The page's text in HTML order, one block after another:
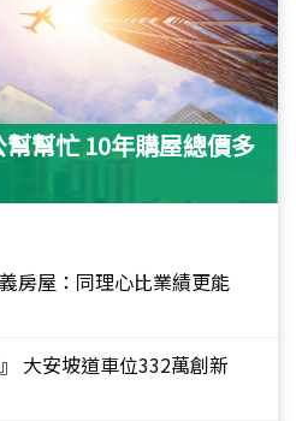
幫忙 10年購屋總價多
房屋：同理心比業績更能
大安坡道車位332萬創新